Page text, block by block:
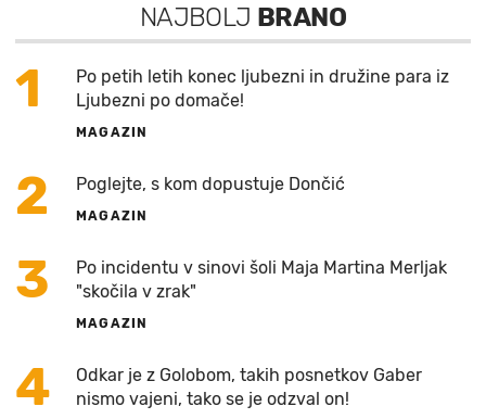
NAJBOLJ BRANO
1
Po petih letih konec ljubezni in družine para iz
Ljubezni po domače!
MAGAZIN
2 Poglejte, s kom dopustuje Dončić
MAGAZIN
3
Po incidentu v sinovi šoli Maja Martina Merljak
"skočila v zrak"
MAGAZIN
4
Odkar je z Golobom, takih posnetkov Gaber
nismo vajeni, tako se je odzval on!